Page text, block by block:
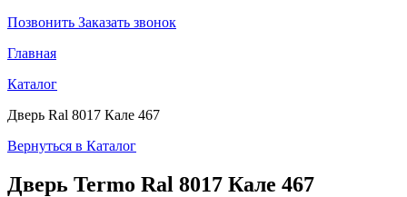
Позвонить Заказать звонок
Главная
Каталог
Дверь Ral 8017 Кале 467
Вернуться в Каталог
Дверь Termo Ral 8017 Кале 467